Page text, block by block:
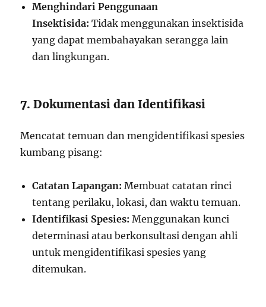
Menghindari Penggunaan
Insektisida: Tidak menggunakan insektisida
yang dapat membahayakan serangga lain
dan lingkungan.
7. Dokumentasi dan Identifikasi
Mencatat temuan dan mengidentifikasi spesies
kumbang pisang:
Catatan Lapangan: Membuat catatan rinci
tentang perilaku, lokasi, dan waktu temuan.
Identifikasi Spesies: Menggunakan kunci
determinasi atau berkonsultasi dengan ahli
untuk mengidentifikasi spesies yang
ditemukan.